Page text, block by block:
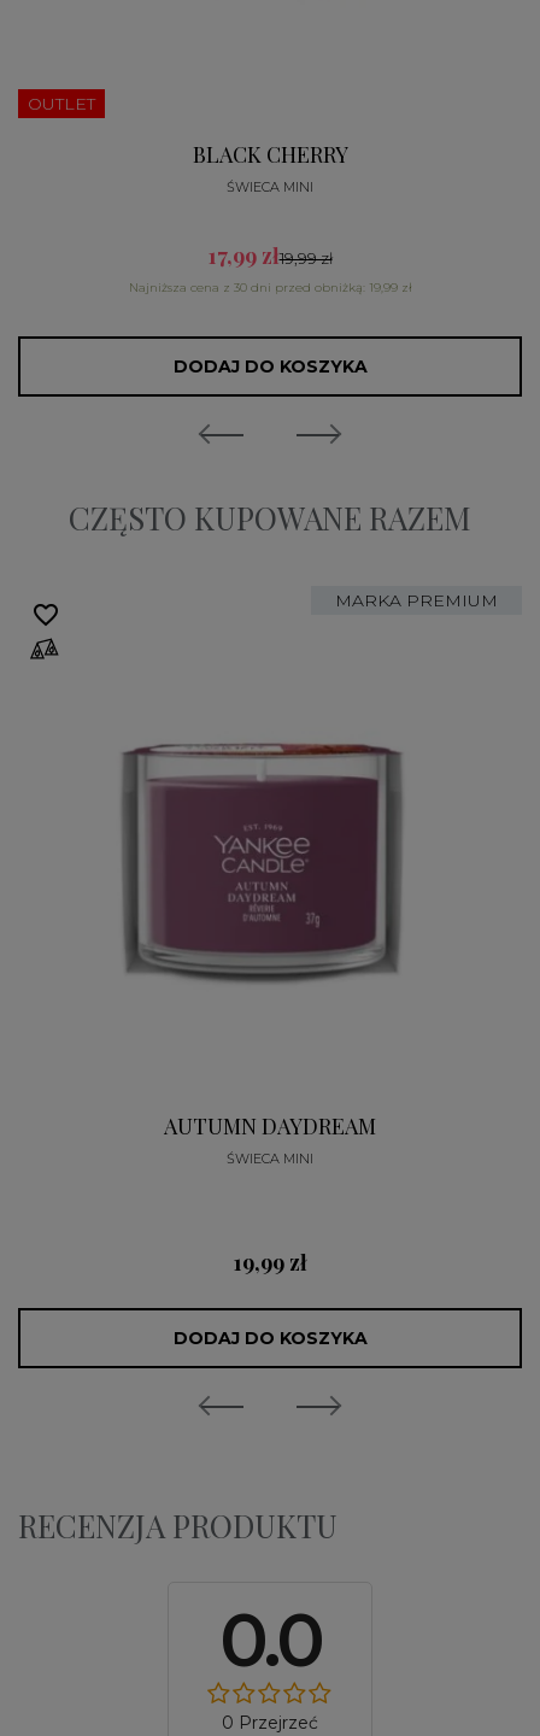
OUTLET
BLACK CHERRY
ŚWIECA MINI
17,99 zł19,99 zł
Najniższa cena z 30 dni przed obniżką: 19,99 zł
DODAJ DO KOSZYKA
CZĘSTO KUPOWANE RAZEM
MARKA PREMIUM
AUTUMN DAYDREAM
ŚWIECA MINI
19,99 zł
DODAJ DO KOSZYKA
favorite_border
RECENZJA PRODUKTU
0.0
0 Przejrzeć